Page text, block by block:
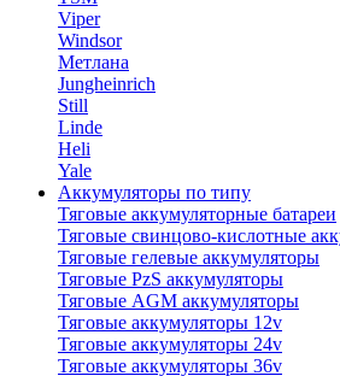
Viper
Windsor
Метлана
Jungheinrich
Still
Linde
Heli
Yale
Аккумуляторы по типу
Тяговые аккумуляторные батареи
Тяговые свинцово-кислотные
Тяговые гелевые аккумуляторы
Тяговые PzS аккумуляторы
Тяговые AGM аккумуляторы
Тяговые аккумуляторы 12v
Тяговые аккумуляторы 24v
Тяговые аккумуляторы 36v